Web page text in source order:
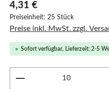
4,31 €
Preiseinheit: 25 Stück
Preise inkl. MwSt. zzgl.
Sofort verfügbar, Lieferzeit: 2-5
Produkt Anzahl: Gib